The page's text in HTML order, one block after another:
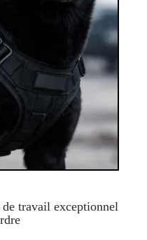
travail exceptionnel